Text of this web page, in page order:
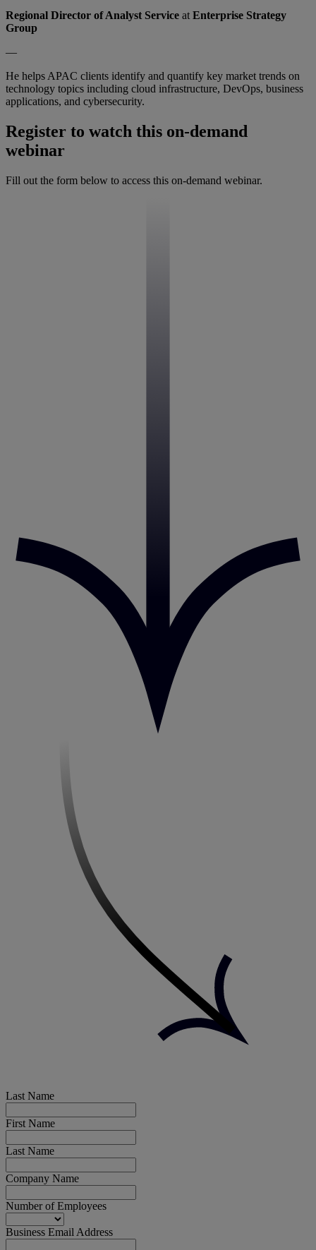
Regional Director of Analyst Service at Enterprise Strategy
Group
—
He helps APAC clients identify and quantify key market trends on
technology topics including cloud infrastructure, DevOps, business
applications, and cybersecurity.
Register to watch this on-demand
webinar
Fill out the form below to access this on-demand webinar.
Last Name
First Name
Last Name
Company Name
Number of Employees
Business Email Address